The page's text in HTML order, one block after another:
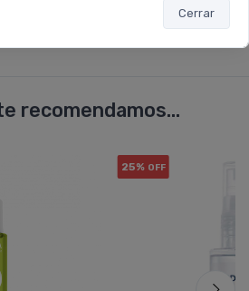
Cerrar
recomendamos...
25% OFF